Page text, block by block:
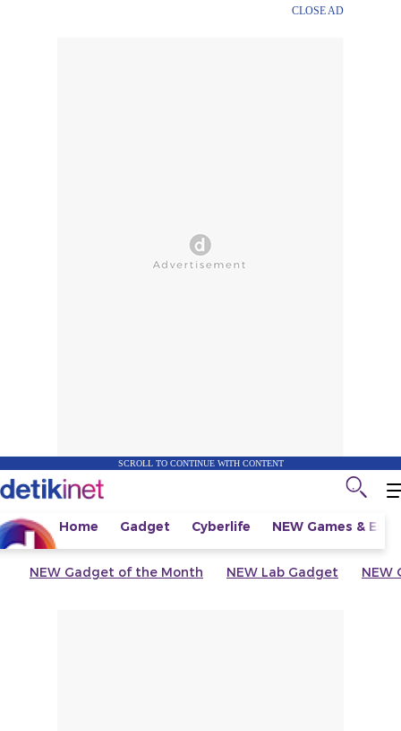
CLOSE AD
SCROLL TO CONTINUE WITH CONTENT
Home Gadget Cyberlife NEW Games &
NEW Gadget of the Month NEW Lab Gadget NEW